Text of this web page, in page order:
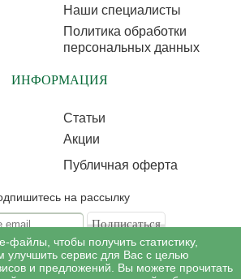
Наши специалисты
Политика обработки
персональных данных
ИНФОРМАЦИЯ
Статьи
Акции
Публичная оферта
на рассылку
Вы соглашаетесь c условиями политикиобработки
персональных данных
чтобы получить статистику,
улучшить сервис для Вас с целью
и предложений. Вы можете прочитать